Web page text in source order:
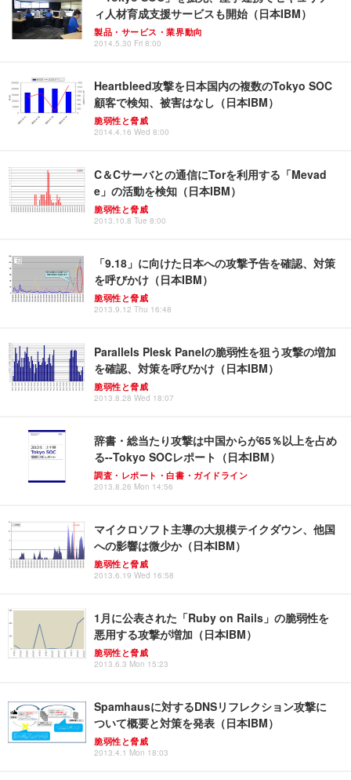
ィ人材育成支援サービスも開始（日本IBM）
製品・サービス・業界動向
2014.5.30 Fri 8:00
Heartbleed攻撃を日本国内の複数のTokyo SOC
顧客で検知、被害はなし（日本IBM）
脆弱性と脅威
2014.4.16 Wed 8:00
C＆Cサーバとの通信にTorを利用する「Mevad
e」の活動を検知（日本IBM）
脆弱性と脅威
2013.10.8 Tue 8:00
「9.18」に向けた日本への攻撃予告を確認、対策
を呼びかけ（日本IBM）
脆弱性と脅威
2013.9.12 Thu 16:48
Parallels Plesk Panelの脆弱性を狙う攻撃の増加
を確認、対策を呼びかけ（日本IBM）
脆弱性と脅威
2013.8.28 Wed 18:07
辞書・総当たり攻撃は中国からが65％以上を占め
る--Tokyo SOCレポート（日本IBM）
調査・レポート・白書・ガイドライン
2013.8.26 Mon 14:56
マイクロソフト主導の大規模テイクダウン、他国
への影響は微少か（日本IBM）
脆弱性と脅威
2013.6.19 Wed 16:58
1月に公表された「Ruby on Rails」の脆弱性を
悪用する攻撃が増加（日本IBM）
脆弱性と脅威
2013.6.3 Mon 15:23
Spamhausに対するDNSリフレクション攻撃に
ついて概要と対策を発表（日本IBM）
脆弱性と脅威
2013.4.1 Mon 18:03